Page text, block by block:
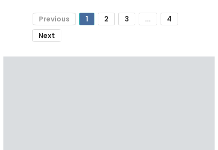
Previous 1 2 3 ...
4
Next